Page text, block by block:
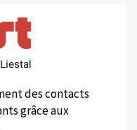
des contacts
grâce aux